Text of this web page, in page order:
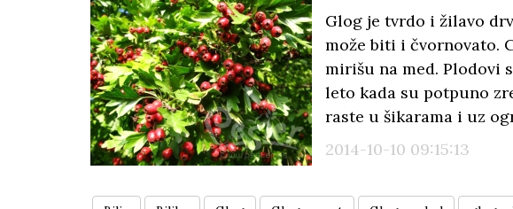
Glog je tvrdo i žilavo
može biti i čvornovato.
mirišu na med. Plodovi
leto kada su potpuno
raste u šikarama i uz
2014-10-10 09:15:13